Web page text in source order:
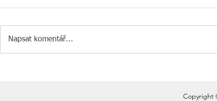
Napsat komentář...
Copyright